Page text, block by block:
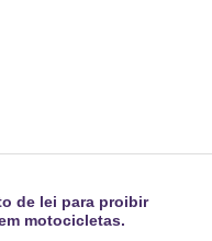
de lei para proibir
motocicletas.